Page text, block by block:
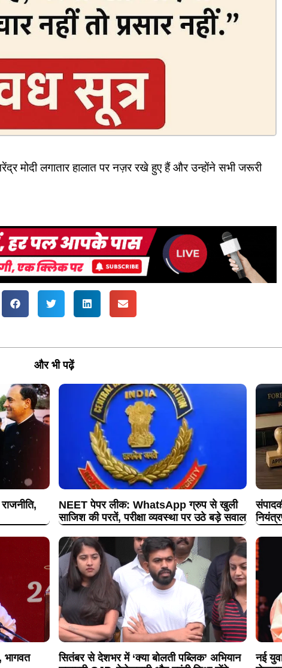
मोदी लगातार हालात पर नज़र रखे हुए हैं और उन्होंने सभी जरूरी
और भी पढ़ें
NEET पेपर लीक: WhatsApp ग्रुप से खुली
साजिश की परतें, परीक्षा व्यवस्था पर उठे बड़े सवाल
भागवत
सितंबर से देशभर में ‘क्या बोलती पब्लिक’ अभियान
नई